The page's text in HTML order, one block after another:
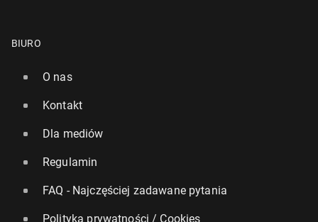
BIURO
O nas
Kontakt
Dla mediów
Regulamin
FAQ - Najczęściej zadawane pytania
Polityka prywatności / Cookies